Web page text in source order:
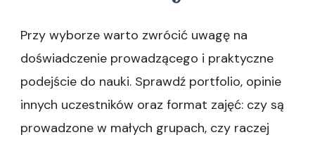
Przy wyborze warto zwrócić uwagę na
doświadczenie prowadzącego i praktyczne
podejście do nauki. Sprawdź portfolio, opinie
innych uczestników oraz format zajęć: czy są
prowadzone w małych grupach, czy raczej